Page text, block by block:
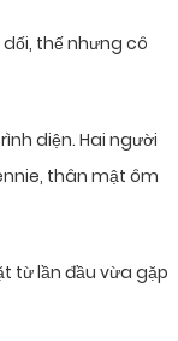
thế nhưng cô
diện. Hai người
thân mật ôm
từ lần đầu vừa gặp